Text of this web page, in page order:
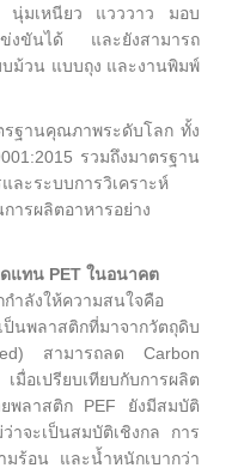
นุ่มเหนียว แวววาว มอบ
ข่งขันได้ และยังสามารถ
บม้วน แบบถุง และงานพิมพ์
รฐานคุณภาพระดับโลก ทั้ง
รวมถึงมาตรฐาน
ะระบบการวิเคราะห์
ารผลิตอาหารอย่าง
แทน PET ในอนาคต
ำลังให้ความสนใจคือ
ป็นพลาสติกที่มาจากวัตถุดิบ
สามารถลด Carbon
อเปรียบเทียบกับการผลิต
พลาสติก PEF ยังมีสมบัติ
าจะเป็นสมบัติเชิงกล การ
มร้อน และน้ำหนักเบากว่า